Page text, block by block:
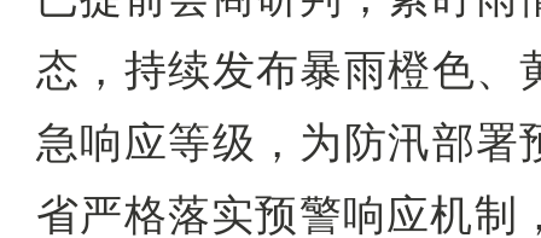
态，持续发布暴雨橙色、
急响应等级，为防汛部署
省严格落实预警响应机制